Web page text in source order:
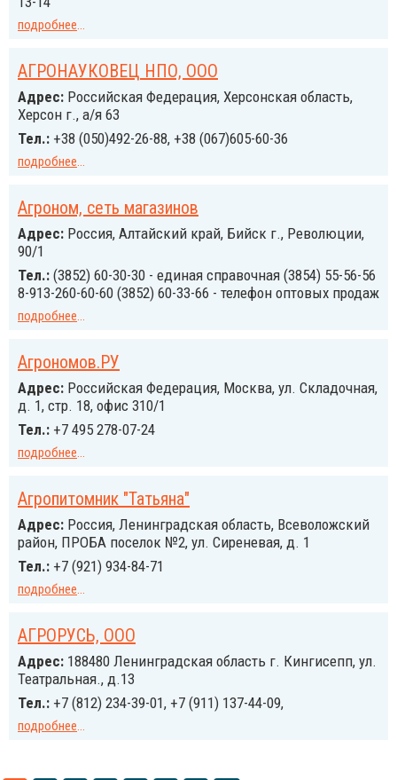
подробнее...
АГРОНАУКОВЕЦ НПО, ООО
Адрес: Российская Федерация, Херсонская область,
Херсон г., а/я 63
Тел.: +38 (050)492-26-88, +38 (067)605-60-36
подробнее...
Агроном, сеть магазинов
Адрес: Россия, Алтайский край, Бийск г., Революции,
90/1
Тел.: (3852) 60-30-30 - единая справочная (3854) 55-56-56
8-913-260-60-60 (3852) 60-33-66 - телефон оптовых продаж
подробнее...
Агрономов.РУ
Адрес: Российcкая Федерация, Москва, ул. Складочная,
д. 1, стр. 18, офис 310/1
Тел.: +7 495 278-07-24
подробнее...
Агропитомник "Татьяна"
Адрес: Россия, Ленинградская область, Всеволожский
район, ПРОБА поселок №2, ул. Сиреневая, д. 1
Тел.: +7 (921) 934-84-71
подробнее...
АГРОРУСЬ, ООО
Адрес: 188480 Ленинградская область г. Кингисепп, ул.
Театральная., д.13
Тел.: +7 (812) 234-39-01, +7 (911) 137-44-09,
подробнее...